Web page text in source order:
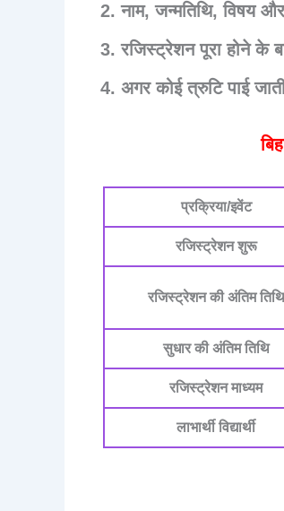
नाम, जन्मतिथि, विषय
रजिस्ट्रेशन पूरा होने के
अगर कोई त्रुटि पाई
प्रक्रिया/इवेंट
रजिस्ट्रेशन शुरू
रजिस्ट्रेशन की अंतिम तिथि
सुधार की अंतिम तिथि
रजिस्ट्रेशन माध्यम
लाभार्थी विद्यार्थी